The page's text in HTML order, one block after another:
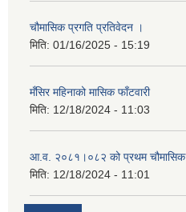
चौमासिक प्रगति प्रतिवेदन ।
मिति: 01/16/2025 - 15:19
मँसिर महिनाको मासिक फाँटवारी
मिति: 12/18/2024 - 11:03
आ.व. २०८१।०८२ को प्रथम चौमासिक
मिति: 12/18/2024 - 11:01